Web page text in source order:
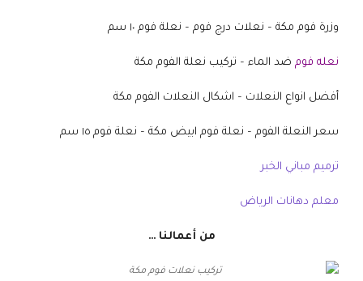
وزرة فوم مكة – نعلات درج فوم – نعلة فوم ١٠ سم
نعله فوم ضد الماء – تركيب نعلة الفوم مكة
أفضل انواع النعلات – اشكال النعلات الفوم مكة
سعر النعلة الفوم – نعلة فوم ابيض مكة – نعلة فوم ١٥ سم
ترميم مباني الخبر
معلم دهانات الرياض
من أعمالنا …